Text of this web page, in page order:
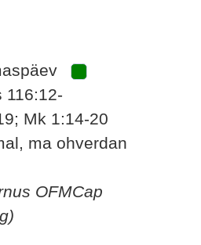
116:12-
Mk 1:14-20
ma ohverdan
OFMCap